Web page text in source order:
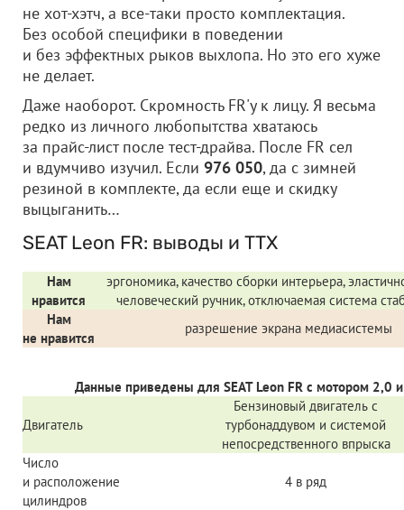
не хот-хэтч, а все-таки просто комплектация.
Без особой специфики в поведении
и без эффектных рыков выхлопа. Но это его хуже
не делает.
Даже наоборот. Скромность FR'у к лицу. Я весьма
редко из личного любопытства хватаюсь
за прайс-лист после тест-драйва. После FR сел
и вдумчиво изучил. Если 976 050, да с зимней
резиной в комплекте, да если еще и скидку
выцыганить…
SEAT Leon FR: выводы и ТТХ
Нам
нравится
эргономика, качество сборки интерьера,
человеческий ручник, отключаемая система
Нам
не нравится
разрешение экрана медиасистемы
Данные приведены для SEAT Leon FR c мотором 2,0 и
Двигатель
Бензиновый двигатель с
турбонаддувом и системой
непосредственного впрыска
Число
и расположение
цилиндров
4 в ряд